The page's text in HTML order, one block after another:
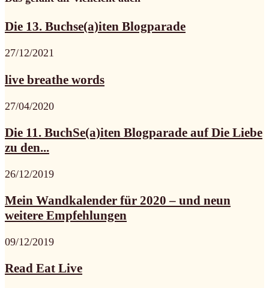
Die 13. Buchse(a)iten Blogparade
27/12/2021
live breathe words
27/04/2020
Die 11. BuchSe(a)iten Blogparade auf Die Liebe
zu den...
26/12/2019
Mein Wandkalender für 2020 – und neun
weitere Empfehlungen
09/12/2019
Read Eat Live